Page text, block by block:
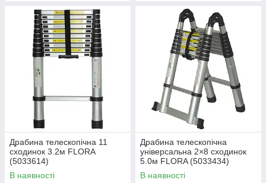
Драбина телескопічна 11
сходинок 3.2м FLORA
(5033614)
В наявності
Драбина телескопічна
універсальна 2×8 сходинок
5.0м FLORA (5033434)
В наявності